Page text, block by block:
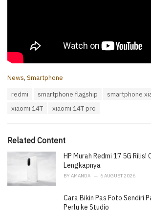
C
i
News, Smartphone
redmi smartphone flagship smartphone
xiaomi 14T
xiaomi 14T pro
Related Content
HP Murah Redmi 17 5G Rilis!
Lengkapnya
BY AMANDA 6 AUGUST 2026
Cara Bikin Pas Foto Sendiri
Perlu ke Studio